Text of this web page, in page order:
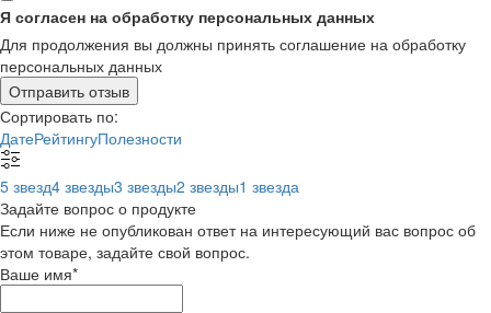
Я согласен на обработку персональных данных
Для продолжения вы должны принять соглашение на обработку
персональных данных
Отправить отзыв
Сортировать по:
ДатеРейтингуПолезности
5 звезд4 звезды3 звезды2 звезды1 звезда
Задайте вопрос о продукте
Если ниже не опубликован ответ на интересующий вас вопрос об
этом товаре, задайте свой вопрос.
Ваше имя*